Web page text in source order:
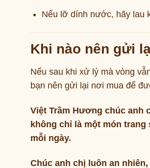
Nếu lỡ dính nước, hãy lau
Khi nào nên gửi
Nếu sau khi xử lý mà vòng
bạn nên gửi lại nơi mua để
Việt Trầm Hương chúc
không chỉ là một món
mỗi ngày.
Chúc anh chị luôn an